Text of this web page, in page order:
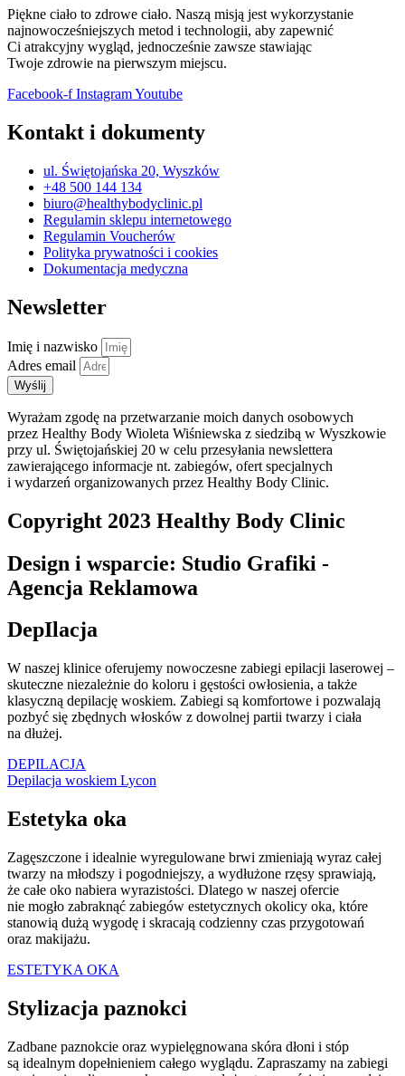
Piękne ciało to zdrowe ciało. Naszą misją jest wykorzystanie
najnowocześniejszych metod i technologii, aby zapewnić
Ci atrakcyjny wygląd, jednocześnie zawsze stawiając
Twoje zdrowie na pierwszym miejscu.
Facebook-f InstagramYoutube
Kontakt i dokumenty
ul. Świętojańska 20, Wyszków
+48 500 144 134
biuro@healthybodyclinic.pl
Regulamin sklepu internetowego
Regulamin Voucherów
Polityka prywatności i cookies
Dokumentacja medyczna
Newsletter
Imię i nazwisko
Adres email
Wyślij
Wyrażam zgodę na przetwarzanie moich danych osobowych
przez Healthy Body Wioleta Wiśniewska z siedzibą w Wyszkowie
przy ul. Świętojańskiej 20 w celu przesyłania newslettera
zawierającego informacje nt. zabiegów, ofert specjalnych
i wydarzeń organizowanych przez Healthy Body Clinic.
Copyright 2023 Healthy Body Clinic
Design i wsparcie: Studio Grafiki -
Agencja Reklamowa
DepIlacja
W naszej klinice oferujemy nowoczesne zabiegi epilacji laserowej –
skuteczne niezależnie do koloru i gęstości owłosienia, a także
klasyczną depilację woskiem. Zabiegi są komfortowe i pozwalają
pozbyć się zbędnych włosków z dowolnej partii twarzy i ciała
na dłużej.
DEPILACJA
Depilacja woskiem Lycon
Estetyka oka
Zagęszczone i idealnie wyregulowane brwi zmieniają wyraz całej
twarzy na młodszy i pogodniejszy, a wydłużone rzęsy sprawiają,
że całe oko nabiera wyrazistości. Dlatego w naszej ofercie
nie mogło zabraknąć zabiegów estetycznych okolicy oka, które
stanowią dużą wygodę i skracają codzienny czas przygotowań
oraz makijażu.
ESTETYKA OKA
Stylizacja paznokci
Zadbane paznokcie oraz wypielęgnowana skóra dłoni i stóp
są idealnym dopełnieniem całego wyglądu. Zapraszamy na zabiegi